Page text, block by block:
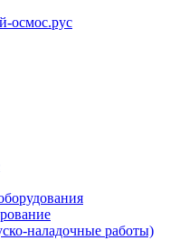
осмос.рус
наладочные работы)